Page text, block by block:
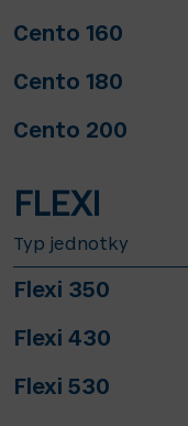
Cento 160
Cento 180
Cento 200
FLEXI
Typ jednotky
Flexi 350
Flexi 430
Flexi 530